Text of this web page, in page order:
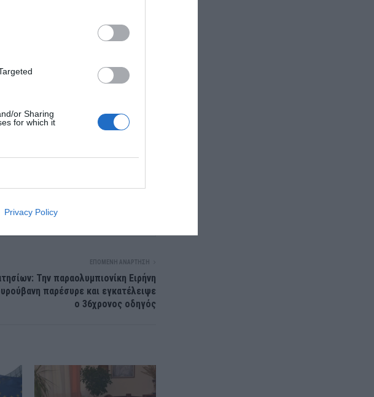
or Sharing
for which it
Privacy Policy
ΕΠΌΜΕΝΗ ΑΝΆΡΤΗΣΗ
Την παραολυμπιονίκη Ειρήνη
παρέσυρε και εγκατέλειψε
ο 36χρονος οδηγός